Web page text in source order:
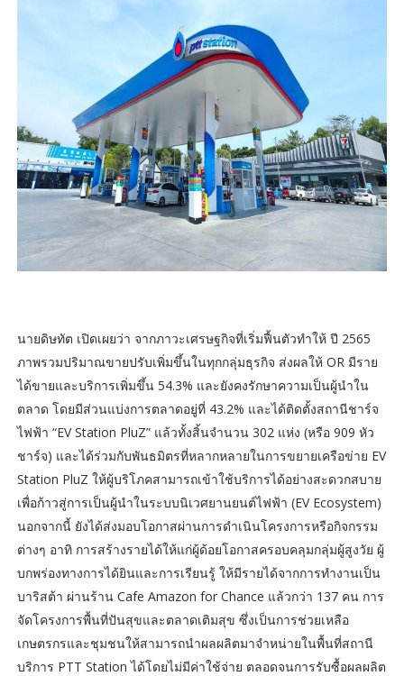
นายดิษทัต เปิดเผยว่า จากภาวะเศรษฐกิจที่เริ่มฟื้นตัวทำให้ ปี 2565
ภาพรวมปริมาณขายปรับเพิ่มขึ้นในทุกกลุ่มธุรกิจ ส่งผลให้ OR มีราย
ได้ขายและบริการเพิ่มขึ้น 54.3% และยังคงรักษาความเป็นผู้นำใน
ตลาด โดยมีส่วนแบ่งการตลาดอยู่ที่ 43.2% และได้ติดตั้งสถานีชาร์จ
ไฟฟ้า “EV Station PluZ” แล้วทั้งสิ้นจำนวน 302 แห่ง (หรือ 909 หัว
ชาร์จ) และได้ร่วมกับพันธมิตรที่หลากหลายในการขยายเครือข่าย EV
Station PluZ ให้ผู้บริโภคสามารถเข้าใช้บริการได้อย่างสะดวกสบาย
เพื่อก้าวสู่การเป็นผู้นําในระบบนิเวศยานยนต์ไฟฟ้า (EV Ecosystem)
นอกจากนี้ ยังได้ส่งมอบโอกาสผ่านการดำเนินโครงการหรือกิจกรรม
ต่างๆ อาทิ การสร้างรายได้ให้แก่ผู้ด้อยโอกาสครอบคลุมกลุ่มผู้สูงวัย ผู้
บกพร่องทางการได้ยินและการเรียนรู้ ให้มีรายได้จากการทํางานเป็น
บาริสต้า ผ่านร้าน Cafe Amazon for Chance แล้วกว่า 137 คน การ
จัดโครงการพื้นที่ปันสุขและตลาดเติมสุข ซึ่งเป็นการช่วยเหลือ
เกษตรกรและชุมชนให้สามารถนําผลผลิตมาจําหน่ายในพื้นที่สถานี
บริการ PTT Station ได้โดยไม่มีค่าใช้จ่าย ตลอดจนการรับซื้อผลผลิต